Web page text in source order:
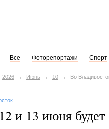
Все Фоторепортажи Спорт
2026 Июнь 10 Во
и 13 июня